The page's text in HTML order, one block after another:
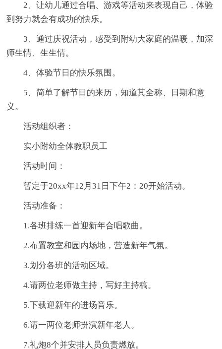
2、让幼儿通过合唱、游戏等活动来表现自己，体验
到努力就会有成功的快乐。
3、通过庆祝活动，感受到附幼大家庭的温暖，加深
师生情、生生情。
4、体验节日的快乐氛围。
5、简单了解节日的来历，知道其全称、日期和意
义。
活动组织者：
实小附幼全体教职员工
活动时间：
暂定于20xx年12月31日下午2：20开始活动。
活动准备：
1.各班排练一首迎新年合唱歌曲。
2.布置教室和园内场地，营造新年气氛。
3.划分各班的活动区域。
4.请两位老师做主持，写好主持稿。
5.下载迎新年的进场音乐。
6.请一两位老师扮演新年老人。
7.礼炮8个并安排人员负责燃放。